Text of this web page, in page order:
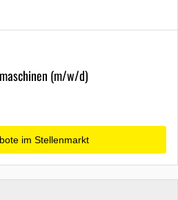
(m/w/d)
im Stellenmarkt